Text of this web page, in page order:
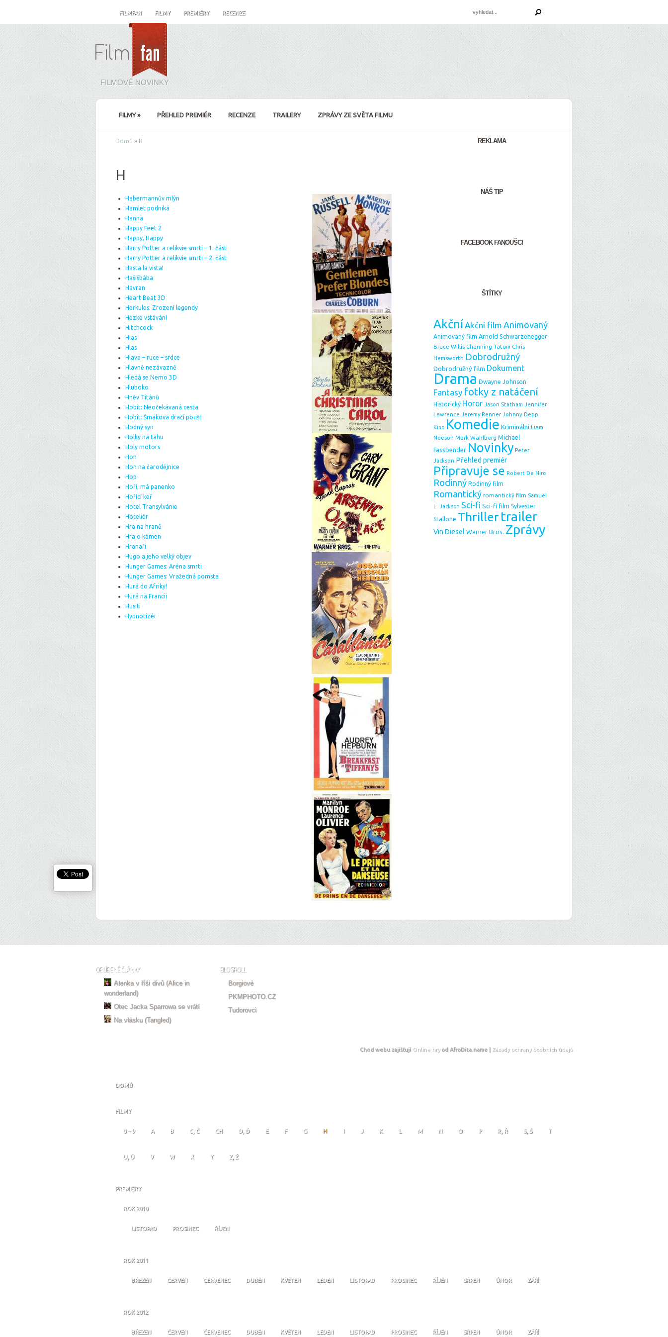
FILMFAN FILMY PREMIÉRY RECENZE
FILMOVÉ NOVINKY
FILMY» PŘEHLED PREMIÉR RECENZE TRAILERY ZPRÁVY ZE SVĚTA FILMU
Domů » H
H
Habermannův mlýn
Hamlet podniká
Hanna
Happy Feet 2
Happy, Happy
Harry Potter a relikvie smrti – 1. část
Harry Potter a relikvie smrti – 2. část
Hasta la vista!
Hašišbába
Havran
Heart Beat 3D
Herkules: Zrození legendy
Hezké vstávání
Hitchcock
Hlas
Hlas
Hlava – ruce – srdce
Hlavně nezávazně
Hledá se Nemo 3D
Hluboko
Hněv Titánů
Hobit: Neočekávaná cesta
Hobit: Šmakova dračí poušť
Hodný syn
Holky na tahu
Holy motors
Hon
Hon na čarodějnice
Hop
Hoří, má panenko
Hořící keř
Hotel Transylvánie
Hoteliér
Hra na hraně
Hra o kámen
Hranaři
Hugo a jeho velký objev
Hunger Games: Aréna smrti
Hunger Games: Vražedná pomsta
Hurá do Afriky!
Hurá na Francii
Husiti
Hypnotizér
REKLAMA
NÁŠ TIP
FACEBOOK FANOUŠCI
ŠTÍTKY
AkčníAkční film Animovaný
Animovaný film Arnold Schwarzenegger
Bruce Willis Channing Tatum Chris
Hemsworth Dobrodružný
Dobrodružný film Dokument
Drama Dwayne Johnson
Fantasy fotky z natáčení
Historický Horor Jason Statham Jennifer
Lawrence Jeremy Renner Johnny Depp
Kino Komedie Kriminální Liam
Neeson Mark Wahlberg Michael
Fassbender Novinky Peter
Jackson Přehled premiér
Připravuje se Robert De Niro
Rodinný Rodinný film
Romantický romantický film Samuel
L. Jackson Sci-fi Sci-fi film Sylvester
Stallone Thrillertrailer
Vin Diesel Warner Bros. Zprávy
OBLÍBENÉ ČLÁNKY
Alenka v říši divů (Alice in
wonderland)
Otec Jacka Sparrowa se vrátí
Na vlásku (Tangled)
BLOGROLL
Borgiové
PKMPHOTO.CZ
Tudorovci
Chod webu zajišťují Online hryod AfroDita.name | Zásady ochrany osobních údajů
DOMŮ
FILMY
0 – 9 A B C, Č CH D, Ď E F G H I J K L M N O P R, Ř S, Š T
U, Ú V W X Y Z, Ž
PREMIÉRY
ROK 2010
LISTOPAD PROSINEC ŘÍJEN
ROK 2011
BŘEZEN ČERVEN ČERVENEC DUBEN KVĚTEN LEDEN LISTOPAD PROSINEC ŘÍJEN SRPEN ÚNOR ZÁŘÍ
ROK 2012
BŘEZEN ČERVEN ČERVENEC DUBEN KVĚTEN LEDEN LISTOPAD PROSINEC ŘÍJEN SRPEN ÚNOR ZÁŘÍ